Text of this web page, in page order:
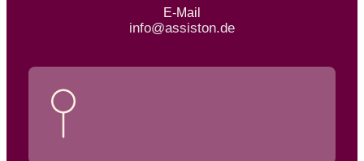
E-Mail
info@assiston.de